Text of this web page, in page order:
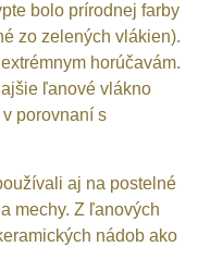
bolo prírodnej farby
zo zelených vlákien).
horúčavám.
ľanové vlákno
porovnaní s
aj na postelné
mechy. Z ľanových
nádob ako